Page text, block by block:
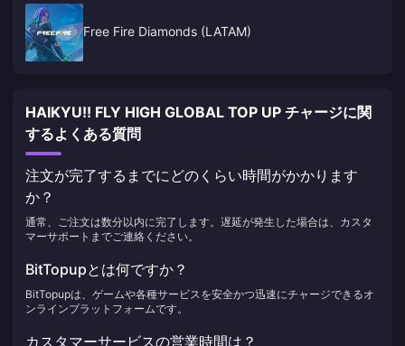
Free Fire Diamonds (LATAM)
HAIKYU!! FLY HIGH GLOBAL TOP UP チャージに関
するよくある質問
注文が完了するまでにどのくらい時間がかかります
か？
通常、ご注文は数分以内に完了します。遅延が発生した場合は、カスタ
マーサポートまでご連絡ください。
BitTopupとは何ですか？
BitTopupは、ゲームや各種サービスを安全かつ迅速にチャージできるオ
ンラインプラットフォームです。
カスタマーサービスの営業時間は？